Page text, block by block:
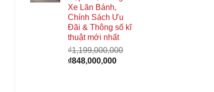
Xe Lăn Bánh,
Chính Sách Ưu
Đãi & Thông số kĩ
thuật mới nhất
₫1,199,000,000
Giá
₫848,000,000Giá